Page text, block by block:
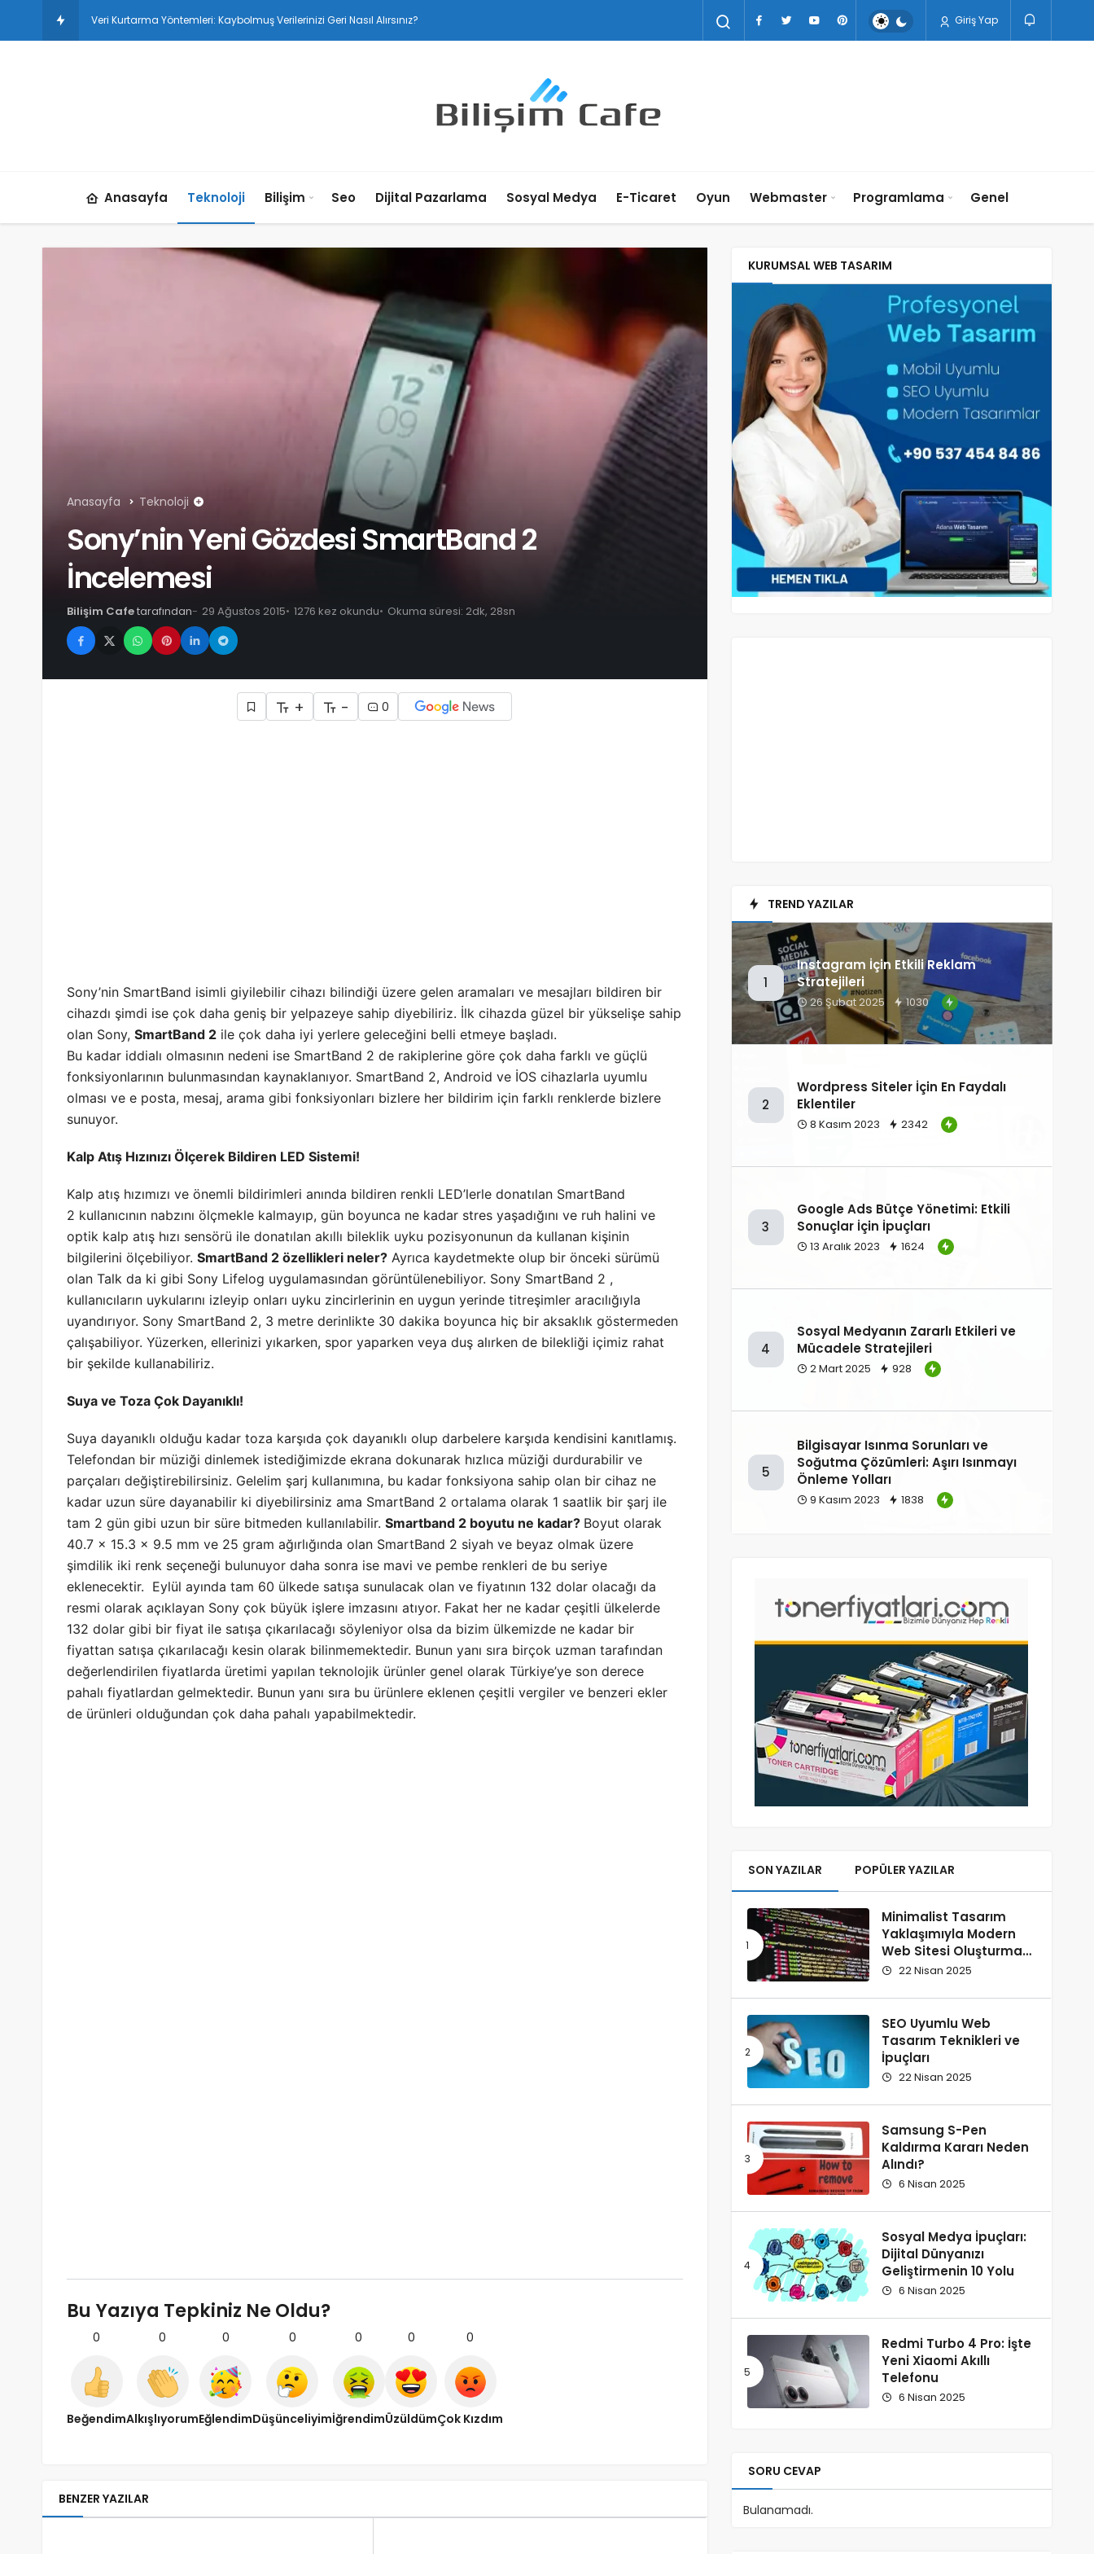
Veri Kurtarma Yöntemleri: Kaybolmuş Verilerinizi Geri Nasıl Alırsınız? Giriş Yap
Anasayfa Teknoloji Bilişim Seo Dijital Pazarlama Sosyal Medya E-Ticaret Oyun Webmaster Programlama Genel
Anasayfa Teknoloji
Sony’nin Yeni Gözdesi SmartBand 2
İncelemesi
Bilişim Cafetarafından 29 Ağustos 2015 1276 kez okundu Okuma süresi: 2dk, 28sn
+ - 0
Sony’nin SmartBand isimli giyilebilir cihazı bilindiği üzere gelen aramaları ve mesajları bildiren bir
cihazdı şimdi ise çok daha geniş bir yelpazeye sahip diyebiliriz. İlk cihazda güzel bir yükselişe sahip
olan Sony, SmartBand 2 ile çok daha iyi yerlere geleceğini belli etmeye başladı.
Bu kadar iddialı olmasının nedeni ise SmartBand 2 de rakiplerine göre çok daha farklı ve güçlü
fonksiyonlarının bulunmasından kaynaklanıyor. SmartBand 2, Android ve İOS cihazlarla uyumlu
olması ve e posta, mesaj, arama gibi fonksiyonları bizlere her bildirim için farklı renklerde bizlere
sunuyor.
Kalp Atış Hızınızı Ölçerek Bildiren LED Sistemi!
Kalp atış hızımızı ve önemli bildirimleri anında bildiren renkli LED’lerle donatılan SmartBand
2 kullanıcının nabzını ölçmekle kalmayıp, gün boyunca ne kadar stres yaşadığını ve ruh halini ve
optik kalp atış hızı sensörü ile donatılan akıllı bileklik uyku pozisyonunun da kullanan kişinin
bilgilerini ölçebiliyor. SmartBand 2 özellikleri neler? Ayrıca kaydetmekte olup bir önceki sürümü
olan Talk da ki gibi Sony Lifelog uygulamasından görüntülenebiliyor. Sony SmartBand 2 ,
kullanıcıların uykularını izleyip onları uyku zincirlerinin en uygun yerinde titreşimler aracılığıyla
uyandırıyor. Sony SmartBand 2, 3 metre derinlikte 30 dakika boyunca hiç bir aksaklık göstermeden
çalışabiliyor. Yüzerken, ellerinizi yıkarken, spor yaparken veya duş alırken de bilekliği içimiz rahat
bir şekilde kullanabiliriz.
Suya ve Toza Çok Dayanıklı!
Suya dayanıklı olduğu kadar toza karşıda çok dayanıklı olup darbelere karşıda kendisini kanıtlamış.
Telefondan bir müziği dinlemek istediğimizde ekrana dokunarak hızlıca müziği durdurabilir ve
parçaları değiştirebilirsiniz. Gelelim şarj kullanımına, bu kadar fonksiyona sahip olan bir cihaz ne
kadar uzun süre dayanabilir ki diyebilirsiniz ama SmartBand 2 ortalama olarak 1 saatlik bir şarj ile
tam 2 gün gibi uzun bir süre bitmeden kullanılabilir. Smartband 2 boyutu ne kadar? Boyut olarak
40.7 x 15.3 x 9.5 mm ve 25 gram ağırlığında olan SmartBand 2 siyah ve beyaz olmak üzere
şimdilik iki renk seçeneği bulunuyor daha sonra ise mavi ve pembe renkleri de bu seriye
eklenecektir. Eylül ayında tam 60 ülkede satışa sunulacak olan ve fiyatının 132 dolar olacağı da
resmi olarak açıklayan Sony çok büyük işlere imzasını atıyor. Fakat her ne kadar çeşitli ülkelerde
132 dolar gibi bir fiyat ile satışa çıkarılacağı söyleniyor olsa da bizim ülkemizde ne kadar bir
fiyattan satışa çıkarılacağı kesin olarak bilinmemektedir. Bunun yanı sıra birçok uzman tarafından
değerlendirilen fiyatlarda üretimi yapılan teknolojik ürünler genel olarak Türkiye’ye son derece
pahalı fiyatlardan gelmektedir. Bunun yanı sıra bu ürünlere eklenen çeşitli vergiler ve benzeri ekler
de ürünleri olduğundan çok daha pahalı yapabilmektedir.
Bu Yazıya Tepkiniz Ne Oldu?
0
Beğendim
0
Alkışlıyorum
0
Eğlendim
0
Düşünceliyim
0
İğrendim
0
Üzüldüm
0
Çok Kızdım
BENZER YAZILAR
KURUMSAL WEB TASARIM
TREND YAZILAR
1
Instagram İçin Etkili Reklam
Stratejileri
26 Şubat 2025 1030
2
Wordpress Siteler İçin En Faydalı
Eklentiler
8 Kasım 2023 2342
3
Google Ads Bütçe Yönetimi: Etkili
Sonuçlar İçin İpuçları
13 Aralık 2023 1624
4
Sosyal Medyanın Zararlı Etkileri ve
Mücadele Stratejileri
2 Mart 2025 928
5
Bilgisayar Isınma Sorunları ve
Soğutma Çözümleri: Aşırı Isınmayı
Önleme Yolları
9 Kasım 2023 1838
SON YAZILAR POPÜLER YAZILAR
Minimalist Tasarım
Yaklaşımıyla Modern
Web Sitesi Oluşturma
Rehberi
22 Nisan 2025
SEO Uyumlu Web
Tasarım Teknikleri ve
İpuçları
22 Nisan 2025
Samsung S-Pen
Kaldırma Kararı Neden
Alındı?
6 Nisan 2025
Sosyal Medya İpuçları:
Dijital Dünyanızı
Geliştirmenin 10 Yolu
6 Nisan 2025
Redmi Turbo 4 Pro: İşte
Yeni Xiaomi Akıllı
Telefonu
6 Nisan 2025
SORU CEVAP
Bulanamadı.